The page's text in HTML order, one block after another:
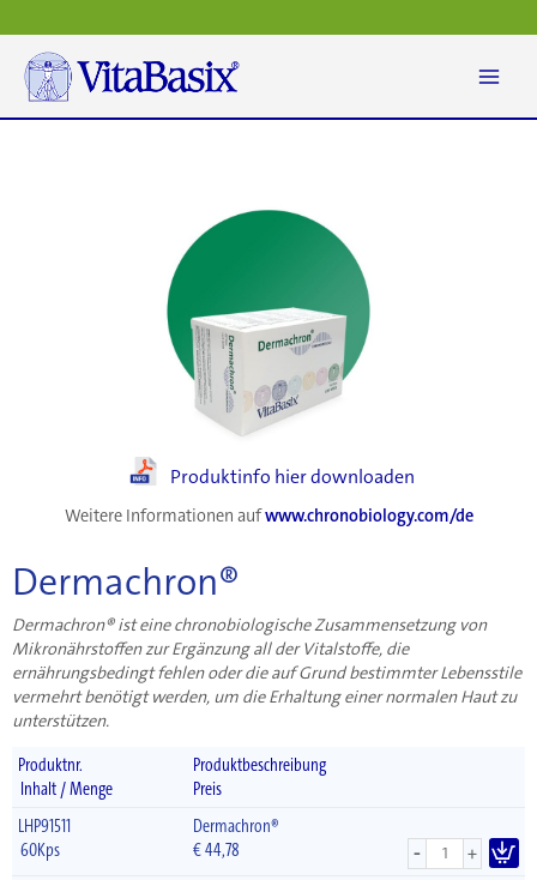
Inhalt
springen
Produktinfo hier downloaden
Weitere Informationen aufwww.chronobiology.com/de
Dermachron®
Dermachron® ist eine chronobiologische Zusammensetzung von
Mikronährstoffen zur Ergänzung all der Vitalstoffe, die
ernährungsbedingt fehlen oder die auf Grund bestimmter Lebensstile
vermehrt benötigt werden, um die Erhaltung einer normalen Haut zu
unterstützen.
Produktnr.
Produktbeschreibung
Inhalt / Menge
Preis
LHP91511
Dermachron®
60Kps
€44,78 - +